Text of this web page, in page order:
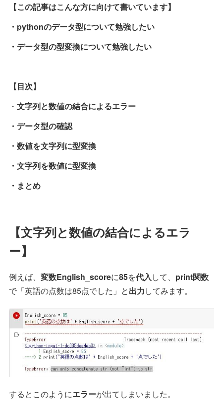
【この記事はこんな方に向けて書いています】
・pythonのデータ型について勉強したい
・データ型の型変換について勉強したい
【目次】
・ 文字列と数値の結合によるエラー
・データ型の確認
・数値を文字列に型変換
・文字列を数値に型変換
・まとめ
【文字列と数値の結合によるエラ
ー】
例えば、 変数English_scoreに85を代入 して、 print関数
で「英語の点数は85点でした」と出力してみます。
するとこのようにエラーが出てしまいました。